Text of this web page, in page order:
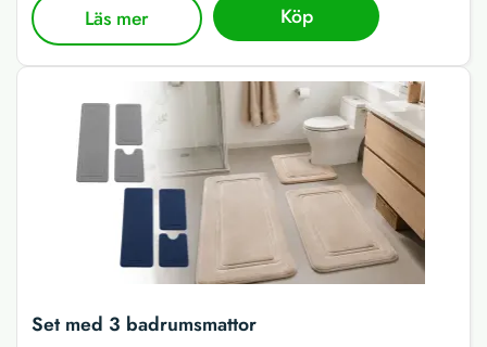
Läs mer Köp
Set med 3 badrumsmattor